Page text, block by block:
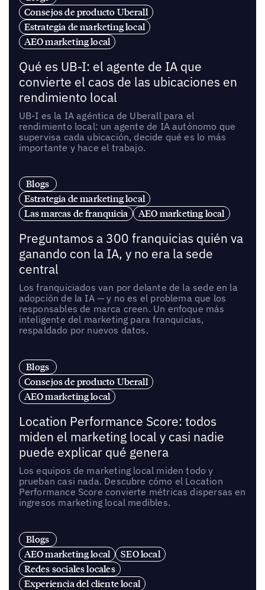
Consejos de producto Uberall
Estrategia de marketing local
AEO marketing local
Qué es UB-I: el agente de IA que
convierte el caos de las ubicaciones en
rendimiento local
UB-I es la IA agéntica de Uberall para el
rendimiento local: un agente de IA autónomo que
supervisa cada ubicación, decide qué es lo más
importante y hace el trabajo.
Blogs
Estrategia de marketing local
Las marcas de franquicia
AEO marketing local
Preguntamos a 300 franquicias quién va
ganando con la IA, y no era la sede
central
Los franquiciados van por delante de la sede en la
adopción de la IA — y no es el problema que los
responsables de marca creen. Un enfoque más
inteligente del marketing para franquicias,
respaldado por nuevos datos.
Blogs
Consejos de producto Uberall
AEO marketing local
Location Performance Score: todos
miden el marketing local y casi nadie
puede explicar qué genera
Los equipos de marketing local miden todo y
prueban casi nada. Descubre cómo el Location
Performance Score convierte métricas dispersas en
ingresos marketing local medibles.
Blogs
AEO marketing local
SEO local
Redes sociales locales
Experiencia del cliente local